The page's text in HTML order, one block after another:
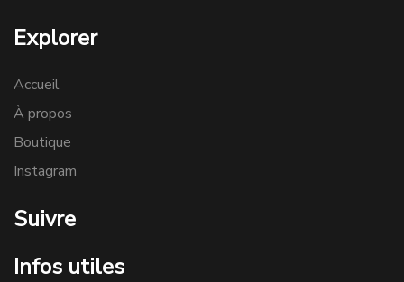
Explorer
Accueil
À propos
Boutique
Instagram
Suivre
Infos utiles